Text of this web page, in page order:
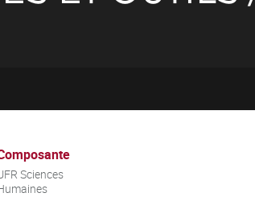
Sciences